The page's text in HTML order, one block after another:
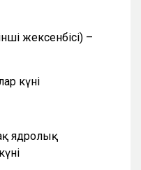
жексенбісі) –
күні
ядролық